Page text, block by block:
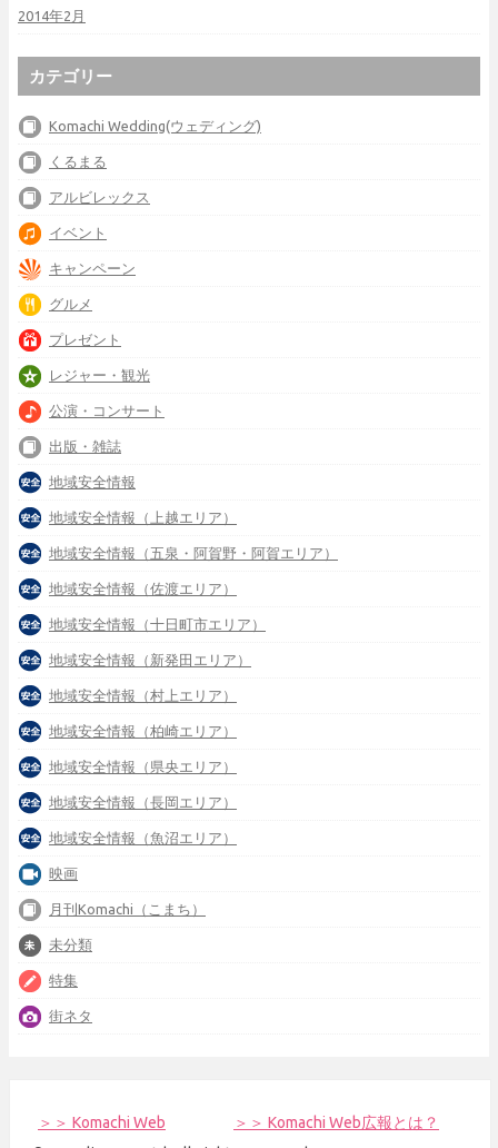
2014年2月
カテゴリー
Komachi Wedding(ウェディング)
くるまる
アルビレックス
イベント
キャンペーン
グルメ
プレゼント
レジャー・観光
公演・コンサート
出版・雑誌
地域安全情報
地域安全情報（上越エリア）
地域安全情報（五泉・阿賀野・阿賀エリア）
地域安全情報（佐渡エリア）
地域安全情報（十日町市エリア）
地域安全情報（新発田エリア）
地域安全情報（村上エリア）
地域安全情報（柏崎エリア）
地域安全情報（県央エリア）
地域安全情報（長岡エリア）
地域安全情報（魚沼エリア）
映画
月刊Komachi（こまち）
未分類
特集
街ネタ
＞＞ Komachi Web
＞＞ Komachi Web広報とは？